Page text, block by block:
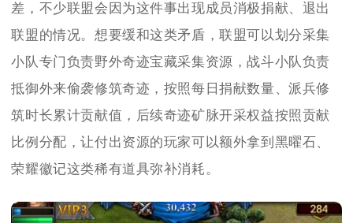
差，不少联盟会因为这件事出现成员消极捐献、退出
联盟的情况。想要缓和这类矛盾，联盟可以划分采集
小队专门负责野外奇迹宝藏采集资源，战斗小队负责
抵御外来偷袭修筑奇迹，按照每日捐献数量、派兵修
筑时长累计贡献值，后续奇迹矿脉开采权益按照贡献
比例分配，让付出资源的玩家可以额外拿到黑曜石、
荣耀徽记这类稀有道具弥补消耗。